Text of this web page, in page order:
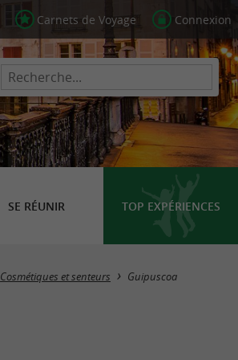
Carnets de Voyage Connexion
SE RÉUNIR TOP EXPÉRIENCES
Masquer la carte
Cosmétiques et senteurs Guipuscoa